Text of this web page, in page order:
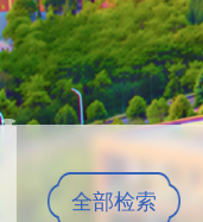
全部检索